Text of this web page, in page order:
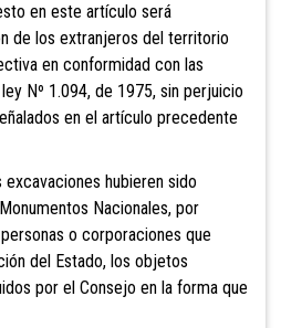
en este artículo será
de los extranjeros del territorio
en conformidad con las
Nº 1.094, de 1975, sin perjuicio
en el artículo precedente
hubieren sido
Nacionales, por
o corporaciones que
del Estado, los objetos
por el Consejo en la forma que